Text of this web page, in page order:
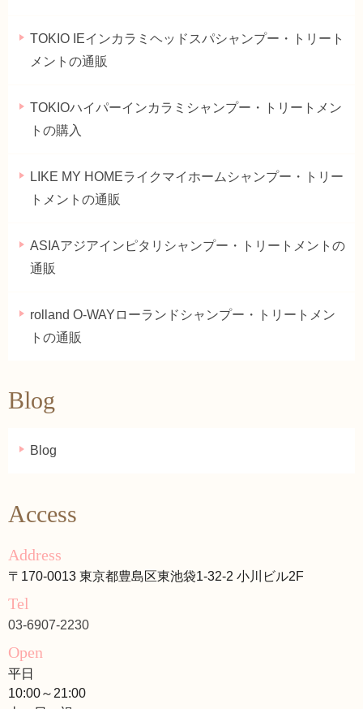
TOKIO IEインカラミヘッドスパシャンプー・トリート
メントの通販
TOKIOハイパーインカラミシャンプー・トリートメン
トの購入
LIKE MY HOMEライクマイホームシャンプー・トリー
トメントの通販
ASIAアジアインピタリシャンプー・トリートメントの
通販
rolland O-WAYローランドシャンプー・トリートメン
トの通販
Blog
Blog
Access
Address
〒170-0013 東京都豊島区東池袋1-32-2 小川ビル2F
Tel
03-6907-2230
Open
平日
10:00～21:00